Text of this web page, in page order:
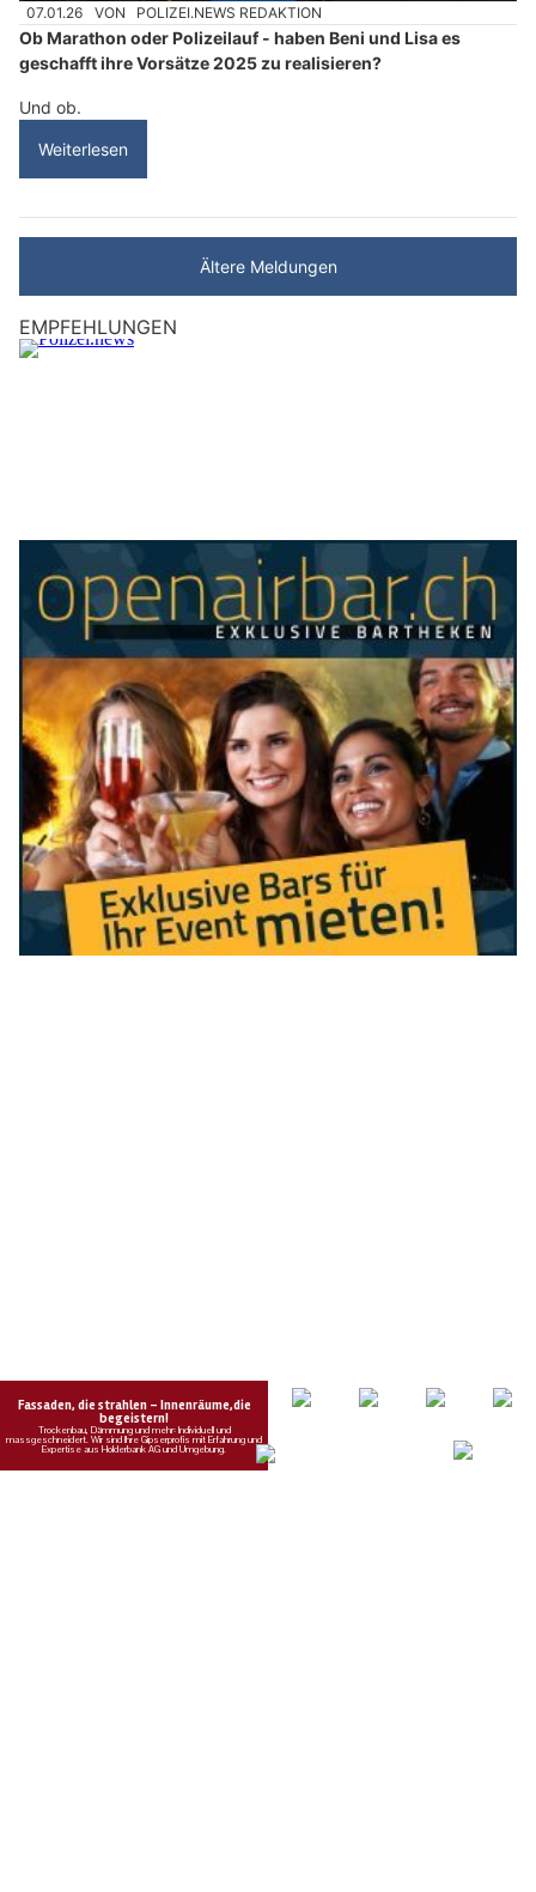
07.01.26 VON POLIZEI.NEWS REDAKTION
Ob Marathon oder Polizeilauf - haben Beni und Lisa es
geschafft ihre Vorsätze 2025 zu realisieren?
Und ob.
Weiterlesen
Ältere Meldungen
EMPFEHLUNGEN